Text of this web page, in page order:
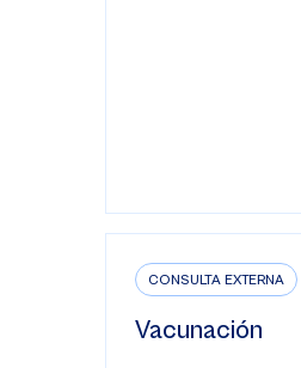
CONSULTA EXTERNA
Vacunación